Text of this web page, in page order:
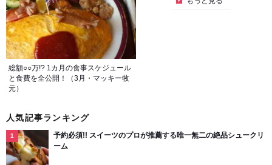
総額○○万!? 1カ月の食事スケジュール
と食費を全公開！（3月・マッキー牧
元）
人気記事ランキング
予約必須!! スイーツのプロが推薦する唯一無二の絶品シュークリ
ーム